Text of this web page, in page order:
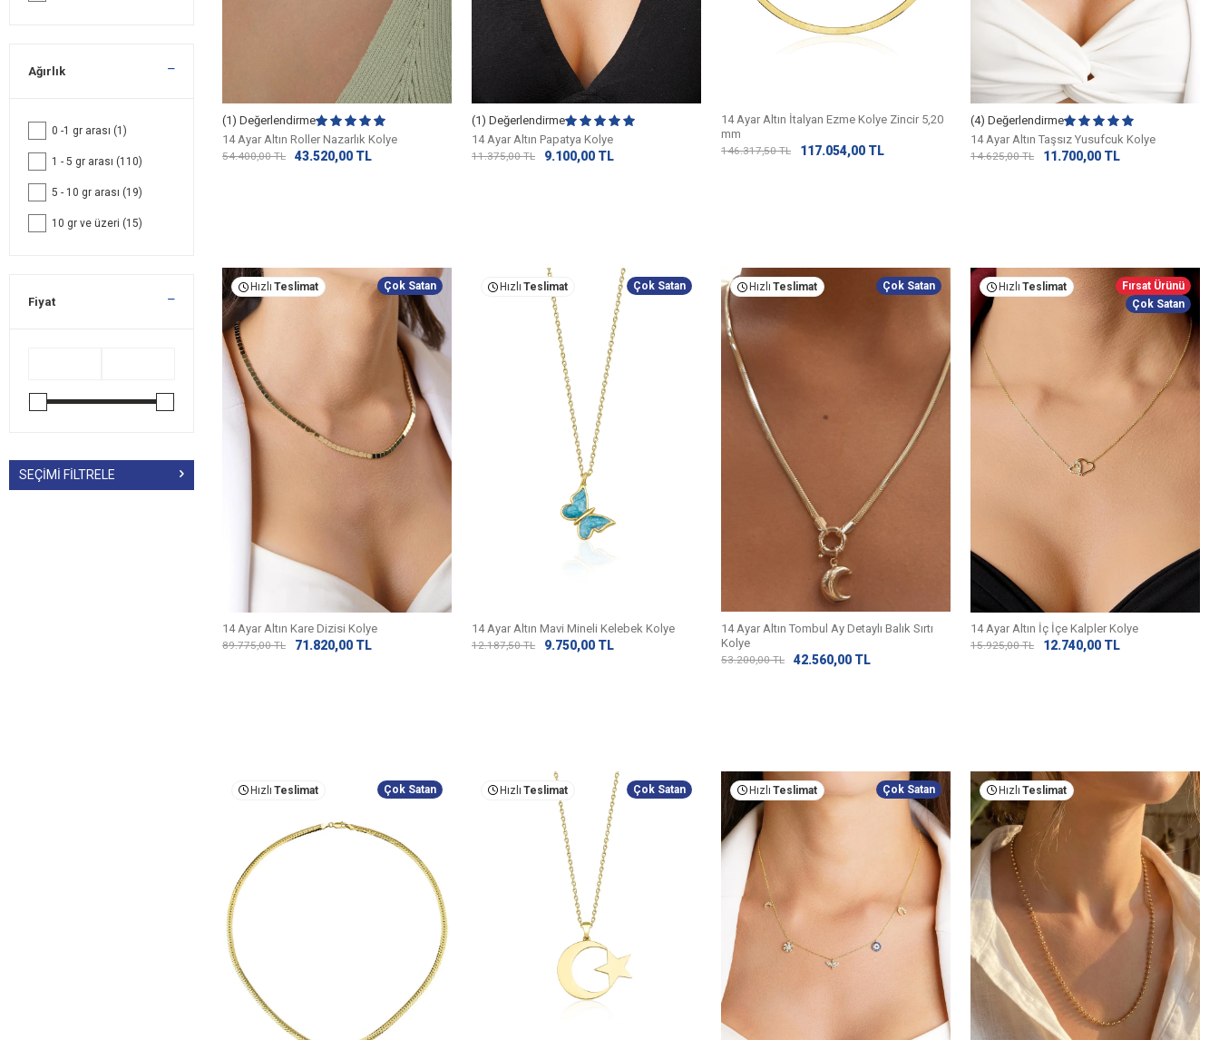
Ağırlık
0 -1 gr arası (1)
1 - 5 gr arası (110)
5 - 10 gr arası (19)
10 gr ve üzeri (15)
Fiyat
SEÇIMI FILTRELE
(1) Değerlendirme
14 Ayar Altın Roller Nazarlık Kolye
54.400,00TL 43.520,00 TL
(1) Değerlendirme
14 Ayar Altın Papatya Kolye
11.375,00TL 9.100,00 TL
14 Ayar Altın İtalyan Ezme Kolye Zincir 5,20
mm
146.317,50TL 117.054,00 TL
(4) Değerlendirme
14 Ayar Altın Taşsız Yusufcuk Kolye
14.625,00TL 11.700,00 TL
Hızlı Teslimat Çok Satan
14 Ayar Altın Kare Dizisi Kolye
89.775,00TL 71.820,00 TL
Hızlı Teslimat Çok Satan
14 Ayar Altın Mavi Mineli Kelebek Kolye
12.187,50TL 9.750,00 TL
Hızlı Teslimat Çok Satan
14 Ayar Altın Tombul Ay Detaylı Balık Sırtı
Kolye
53.200,00TL 42.560,00 TL
Hızlı Teslimat
Fırsat Ürünü
Çok Satan
14 Ayar Altın İç İçe Kalpler Kolye
15.925,00TL 12.740,00 TL
Hızlı Teslimat Çok Satan Hızlı Teslimat Çok Satan Hızlı Teslimat Çok Satan Hızlı Teslimat